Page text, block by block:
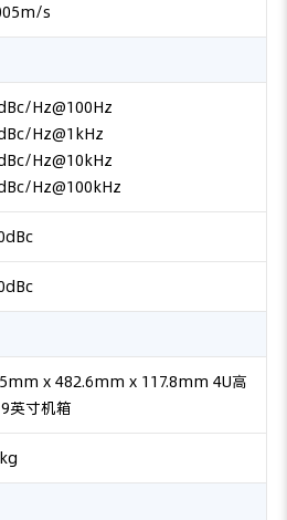
s
Hz@100Hz
Hz@1kHz
Hz@10kHz
Hz@100kHz
x 482.6mm x 117.8mm 4U高
英寸机箱